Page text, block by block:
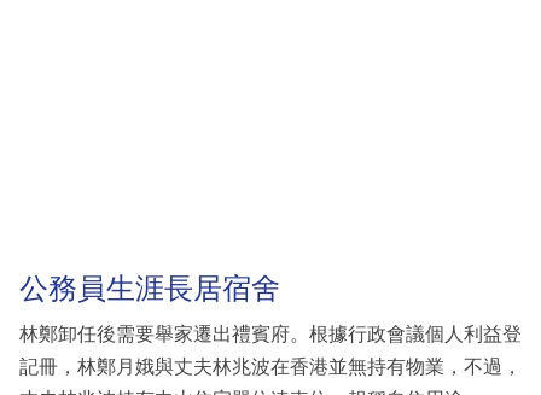
公務員生涯長居宿舍
林鄭卸任後需要舉家遷出禮賓府。根據行政會議個人利益登
記冊，林鄭月娥與丈夫林兆波在香港並無持有物業，不過，